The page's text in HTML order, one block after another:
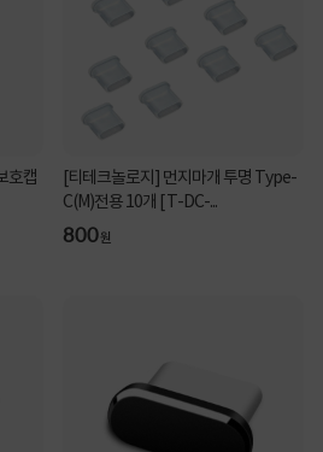
호캡
[티테크놀로지] 먼지마개 투명 Type-
C(M)전용 10개 [ T-DC-...
800원